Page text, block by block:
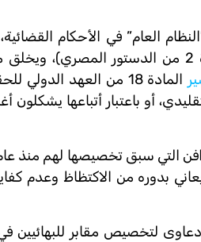
العام” في الأحكام
مُستنِدًا إلى تفسير أحادي للشريعة الإسلامية، باعتبارها المصدر الرئيسي للتشريع (مادة 2
المادة 18 من العهد
أو باعتبار أتباعها يشكلون
بدوره من الاكتظاظ وعدم كفاية
لتخصيص مقابر للبهائيين